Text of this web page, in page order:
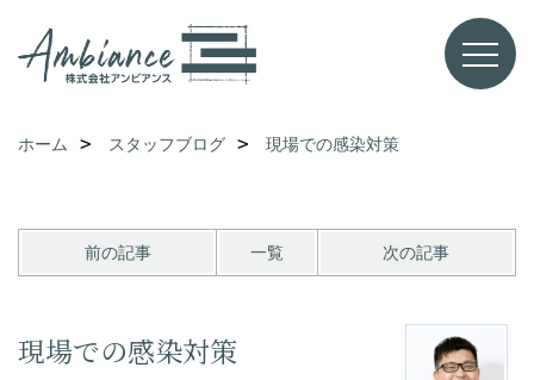
ホーム スタッフブログ 現場での感染対策
前の記事 一覧 次の記事
現場での感染対策